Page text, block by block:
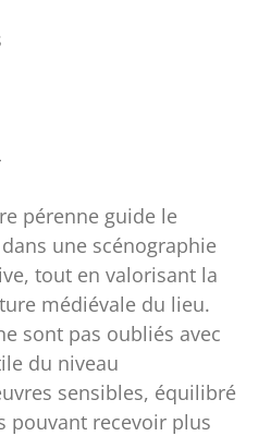
pérenne guide le
une scénographie
tout en valorisant la
médiévale du lieu.
sont pas oubliés avec
du niveau
sensibles, équilibré
pouvant recevoir plus